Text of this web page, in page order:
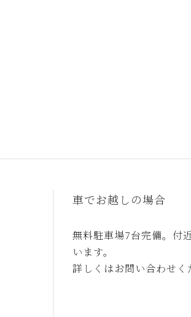
車でお越しの場合
無料駐車場7台完備。付
います。
詳しくはお問い合わせく